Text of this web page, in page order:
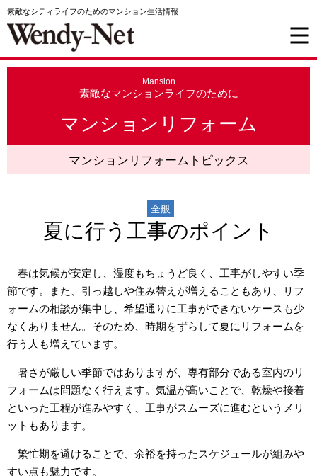
素敵なシティライフのためのマンション生活情報
Mansion
素敵なマンションライフのために
マンションリフォーム
マンションリフォームトピックス
全般
夏に行う工事のポイント
春は気候が安定し、湿度もちょうど良く、工事がしやすい季
節です。また、引っ越しや住み替えが増えることもあり、リフ
ォームの相談が集中し、希望通りに工事ができないケースも少
なくありません。そのため、時期をずらして夏にリフォームを
行う人も増えています。
暑さが厳しい季節ではありますが、専有部分である室内のリ
フォームは問題なく行えます。気温が高いことで、乾燥や接着
といった工程が進みやすく、工事がスムーズに進むというメリ
ットもあります。
繁忙期を避けることで、余裕を持ったスケジュールが組みや
すい点も魅力です。